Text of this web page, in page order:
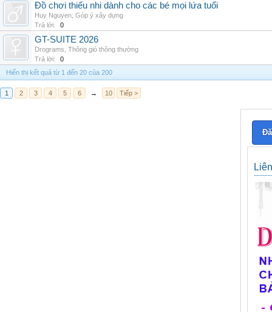
Đồ chơi thiếu nhi dành cho các bé mọi lứa tuổi
Huy Nguyen Góp ý xây dựng
Trả lời:
0
GT-SUITE 2026
Drograms Thông gió thông thường
Trả lời:
0
Hiển thị kết quả từ 1 đến 20 của 200
1 2 3 4 5 6 → 10 Tiếp >